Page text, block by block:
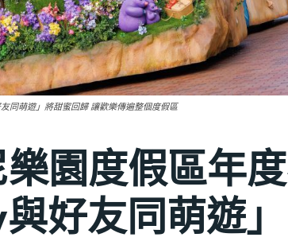
同萌遊」將甜蜜回歸 讓歡樂傳遍整個度假區
園度假區年
好友同萌遊」